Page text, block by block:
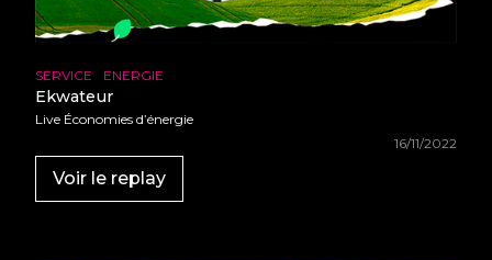
SERVICE ENERGIE
Ekwateur
Live Économies d’énergie
16/11/2022
Voir le replay